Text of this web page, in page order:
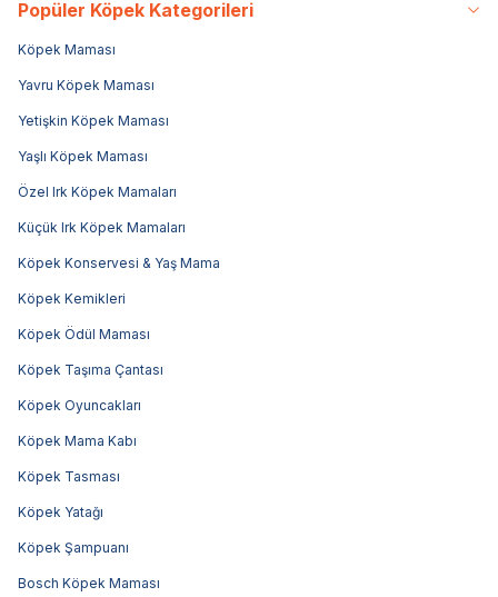
Popüler Köpek Kategorileri
Köpek Maması
Yavru Köpek Maması
Yetişkin Köpek Maması
Yaşlı Köpek Maması
Özel Irk Köpek Mamaları
Küçük Irk Köpek Mamaları
Köpek Konservesi & Yaş Mama
Köpek Kemikleri
Köpek Ödül Maması
Köpek Taşıma Çantası
Köpek Oyuncakları
Köpek Mama Kabı
Köpek Tasması
Köpek Yatağı
Köpek Şampuanı
Bosch Köpek Maması